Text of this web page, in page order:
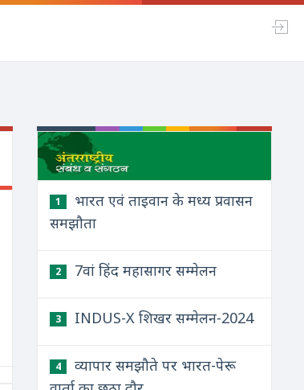
1
भारत एवं ताइवान के मध्य प्रवासन
समझौता
2 7वां हिंद महासागर सम्मेलन
3 INDUS-X शिखर सम्मेलन-2024
4
व्यापार समझौते पर भारत-पेरू